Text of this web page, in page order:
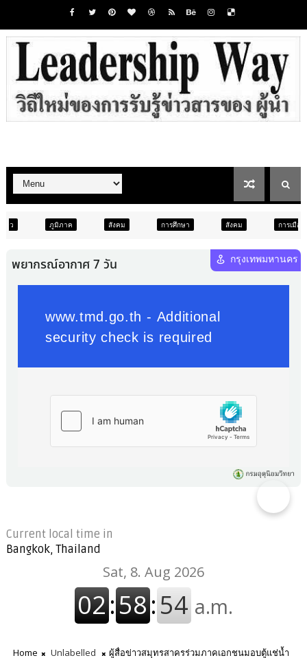
สังคม การศึกษา สังคม การเมือง ภูมิภาค
Current local time in
Bangkok, Thailand
Home Unlabelled
ผู้สื่อข่าวสมุทรสาครร่วมภาคเอกชนมอบตู้แช่น้ำ